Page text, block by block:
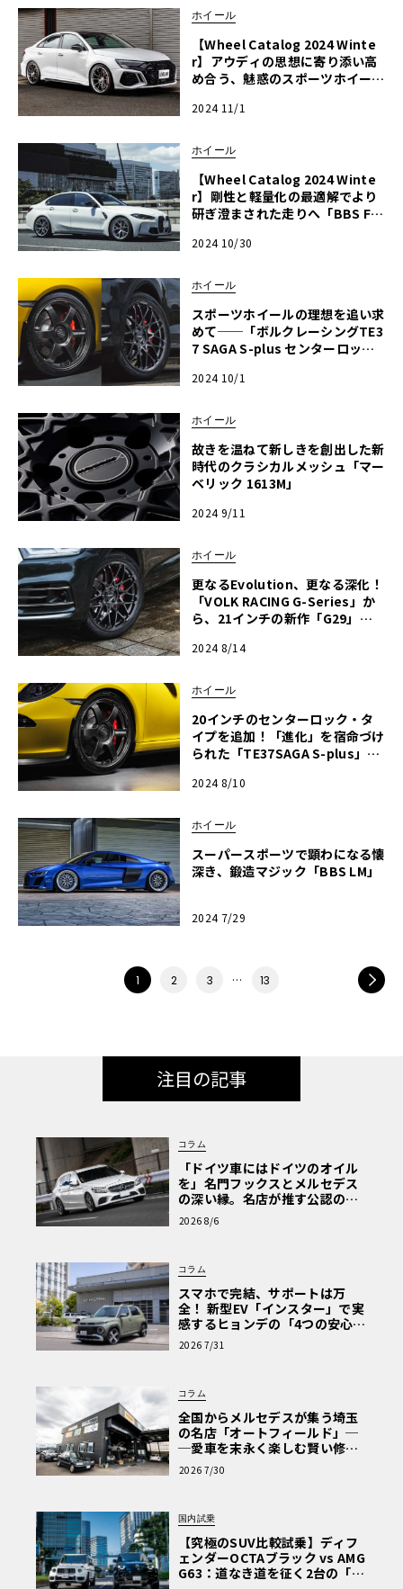
ホイール
【Wheel Catalog 2024 Winte
r】アウディの思想に寄り添い高
め合う、魅惑のスポーツホイール
2」
2024 11/1
ホイール
【Wheel Catalog 2024 Winte
r】剛性と軽量化の最適解でより
研ぎ澄まされた走りへ「BBS FI-
2024 10/30
ホイール
スポーツホイールの理想を追い求
めて──「ボルクレーシングTE3
7 SAGA S-plus センターロック
2024 10/1
ホイール
故きを温ねて新しきを創出した新
時代のクラシカルメッシュ「マー
ベリック 1613M」
2024 9/11
ホイール
更なるEvolution、更なる深化！
「VOLK RACING G-Series」か
ら、21インチの新作「G29」登
2024 8/14
ホイール
20インチのセンターロック・タ
イプを追加！「進化」を宿命づけ
られた「TE37SAGA S-plus」の
2024 8/10
ホイール
スーパースポーツで顕わになる懐
深き、鍛造マジック「BBS LM」
2024 7/29
1 2 3 … 13
注目の記事
コラム
「ドイツ車にはドイツのオイル
を」名門フックスとメルセデス
の深い縁。名店が推す公認の安
心と、Cクラスで味わうシルキー
な走り〈PR〉
2026 8/6
コラム
スマホで完結、サポートは万
全！ 新型EV「インスター」で実
感するヒョンデの「4つの安心」
【第1回・ヒョンデ6つの疑問：
Why? Hyundai?】〈PR〉
2026 7/31
コラム
全国からメルセデスが集う埼玉
の名店「オートフィールド」─
─愛車を末永く楽しむ賢い修理
術と、プロがフックス製オイル
を選ぶ理由〈PR〉
2026 7/30
国内試乗
【究極のSUV比較試乗】ディフ
ェンダーOCTAブラック vs AMG
G63：道なき道を征く2台の「対